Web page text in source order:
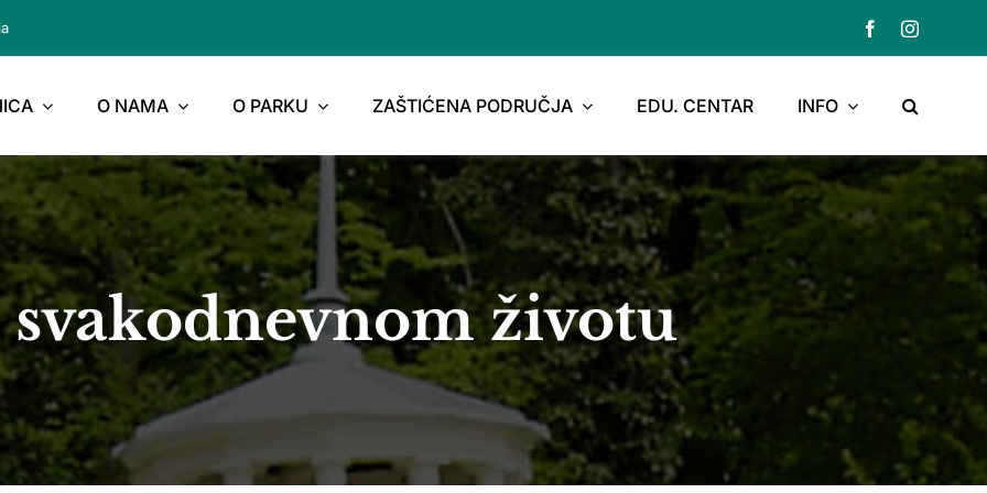
O NAMA O PARKU ZAŠTIĆENA PODRUČJA EDU. CENTAR INFO
svakodnevnom životu